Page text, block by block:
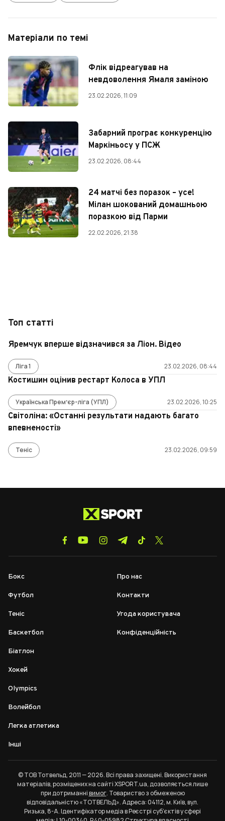
Матеріали по темі
Флік відреагував на
невдоволення Ямаля заміною
23.02.2026, 11:09
Забарний програє конкуренцію
Маркіньосу у ПСЖ
23.02.2026, 08:44
24 матчі без поразок – усе!
Мілан шокований домашньою
поразкою від Парми
22.02.2026, 21:38
Топ статті
Яремчук вперше відзначився за Ліон. Відео
Ліга 1 23.02.2026, 08:44
Костишин оцінив рестарт Колоса в УПЛ
Українська Премʼєр-ліга (УПЛ) 23.02.2026, 10:25
Світоліна: «Останні результати надають багато
впевненості»
Теніс 23.02.2026, 09:59
Бокс
Футбол
Теніс
Баскетбол
Біатлон
Хокей
Olympics
Волейбол
Легка атлетика
Інші
Про нас
Контакти
Угода користувача
Конфіденційність
© ТОВ Тотвельд, 2011 — 2026. Всі права захищені. Використання
матеріалів, розміщених на сайті XSPORT.ua, дозволяється лише
при дотриманнівимог. Товариство з обмеженою
відповідальністю «ТОТВЕЛЬД». Адреса: 04112, м. Київ, вул.
Ризька, 8-А. Ідентифікатор медіа в Реєстрі суб’єктів у сфері